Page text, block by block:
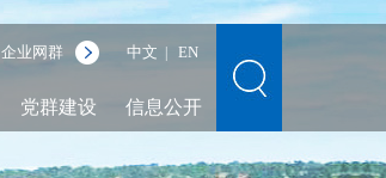
企业网群 中文 EN
党群建设 信息公开